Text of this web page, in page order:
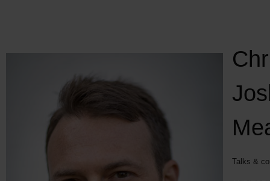
Talks &